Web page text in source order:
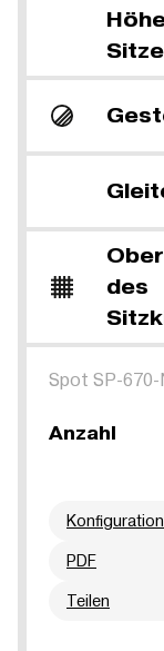
des
Spot SP-670-
Anzahl
PDF
Teilen